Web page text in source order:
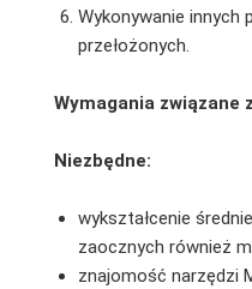
Wykonywanie innych
przełożonych.
Wymagania związane
Niezbędne:
wykształcenie
zaocznych również
znajomość narzędzi